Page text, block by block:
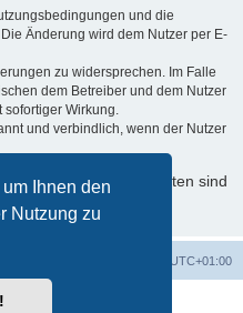
Ihnen den
Nutzung zu
und die
Änderung wird dem Nutzer per E-
zu widersprechen. Im Falle
dem Betreiber und dem Nutzer
sofortiger Wirkung.
und verbindlich, wenn der Nutzer
Ihren persönlichen Daten sind
UTC+01:00
© phpBB Limited